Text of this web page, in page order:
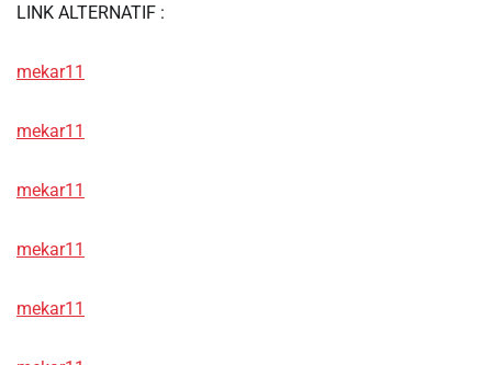
LINK ALTERNATIF :
mekar11
mekar11
mekar11
mekar11
mekar11